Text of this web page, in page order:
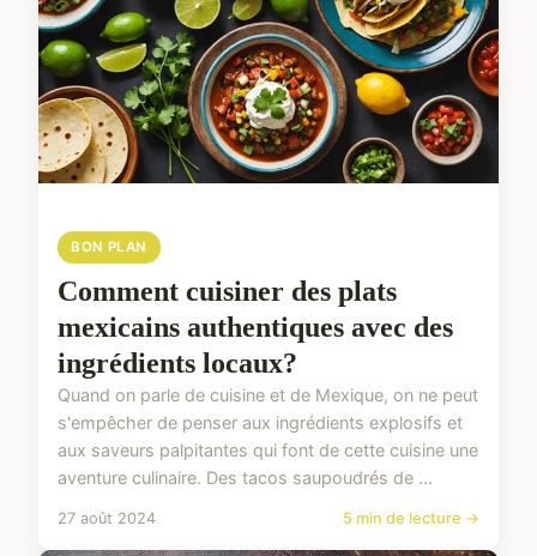
BON PLAN
Comment cuisiner des plats
mexicains authentiques avec des
ingrédients locaux?
Quand on parle de cuisine et de Mexique, on ne peut
s'empêcher de penser aux ingrédients explosifs et
aux saveurs palpitantes qui font de cette cuisine une
aventure culinaire. Des tacos saupoudrés de ...
27 août 2024 5 min de lecture →